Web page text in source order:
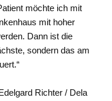
möchte ich mit
mit hoher
Dann ist die
sondern das am
Richter / Dela